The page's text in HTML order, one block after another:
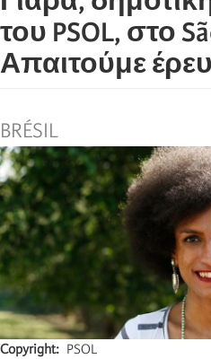
του PSOL, στο
Απαιτούμε
BRÉSIL
Copyright
PSOL